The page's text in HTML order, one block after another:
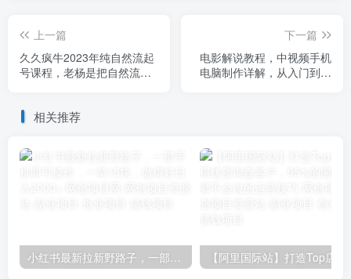
上一篇
久久疯牛2023年纯自然流起
月更新）
下一篇
电影解说教程，中视频手机
小红书最新拉新野路子，一部手机即可操作，一单15块，做得好日入2000+